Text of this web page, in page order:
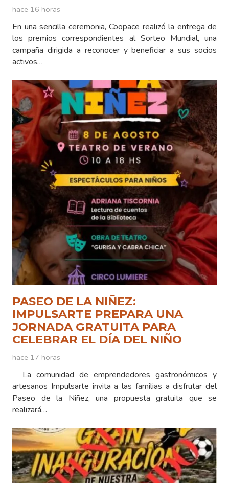
hace 16 horas
En una sencilla ceremonia, Coopace realizó la entrega de
los premios correspondientes al Sorteo Mundial, una
campaña dirigida a reconocer y beneficiar a sus socios
activos…
PASEO DE LA NIÑEZ:
IMPULSARTE PREPARA UNA
JORNADA GRATUITA PARA
CELEBRAR EL DÍA DEL NIÑO
hace 17 horas
La comunidad de emprendedores gastronómicos y
artesanos Impulsarte invita a las familias a disfrutar del
Paseo de la Niñez, una propuesta gratuita que se
realizará…